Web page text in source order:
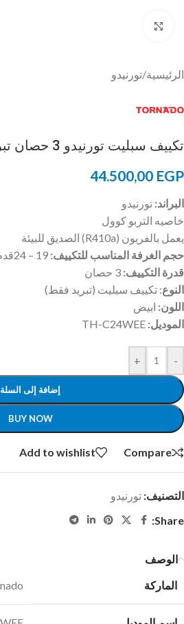
الرئيسية/تورنيدو
تكييف سبليت تورنيدو 3 حصان تبريد فقط ابيض
44.500,00 EGP
البراند: تورنيدو
خاصيه التربو كوول
يعمل بالفريون (R410a) الصديق للبيئة
حجم الغرفة المناسب للتكييف:
قدرة التكييف:
النوع: تكييف سبليت (تبريد فقط)
اللون: ابيض
الموديل:
-
+
إضافة إلى السلة
BUY NOW
Compare
Add to wishlist
التصنيف: تورنيدو
Share:
الوصف
الماركة